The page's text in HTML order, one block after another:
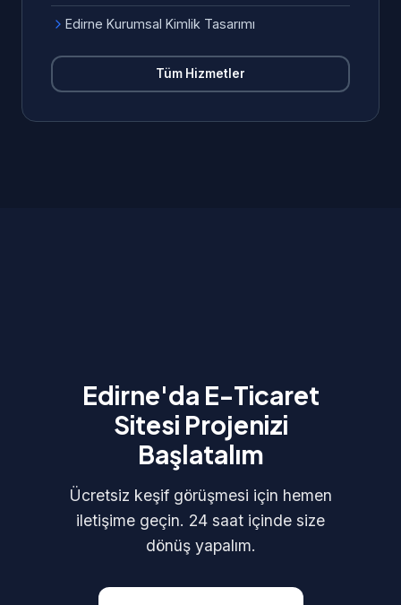
Edirne Kurumsal Kimlik Tasarımı
Tüm Hizmetler
Edirne'da E-Ticaret
Sitesi Projenizi
Başlatalım
Ücretsiz keşif görüşmesi için hemen
iletişime geçin. 24 saat içinde size
dönüş yapalım.